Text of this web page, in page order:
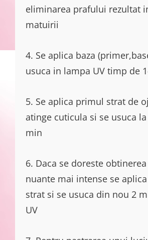
eliminarea prafului rezultat
matuirii
4. Se aplica baza
usuca in lampa UV timp de
5. Se aplica primul strat de
atinge cuticula si se usuca
min
6. Daca se doreste
nuante mai intense se
strat si se usuca din nou 2
UV